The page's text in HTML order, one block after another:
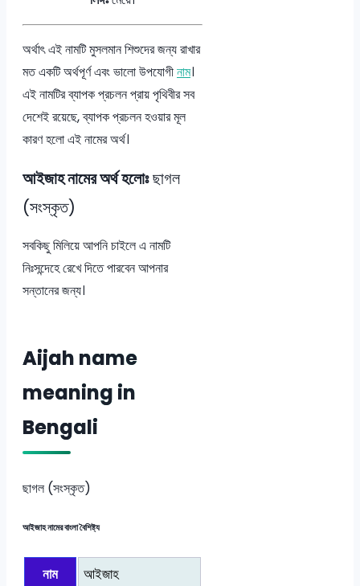
অর্থাৎ এই নামটি মুসলমান শিশুদের জন্য রাখার
মত একটি অর্থপূর্ণ এবং ভালো উপযোগীনাম।
এই নামটির ব্যাপক প্রচলন প্রায় পৃথিবীর সব
দেশেই রয়েছে, ব্যাপক প্রচলন হওয়ার মূল
কারণ হলো এই নামের অর্থ।
আইজাহ নামের অর্থ হলোঃছাগল
(সংস্কৃত)
সবকিছু মিলিয়ে আপনি চাইলে এ নামটি
নিঃসন্দেহে রেখে দিতে পারবেন আপনার
সন্তানের জন্য।
Aijah name
meaning in
Bengali
ছাগল (সংস্কৃত)
আইজাহ নামের বাংলা বৈশিষ্ট্য
নাম আইজাহ